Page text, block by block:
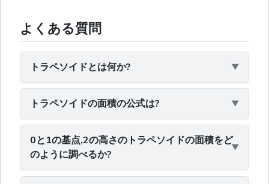
よくある質問
トラペソイドとは何か?
トラペソイドの面積の公式は?
0と1の基点,2の高さのトラペソイドの面積をど
のように調べるか?